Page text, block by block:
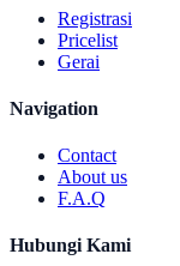
Registrasi
Pricelist
Gerai
Navigation
Contact
About us
F.A.Q
Hubungi Kami